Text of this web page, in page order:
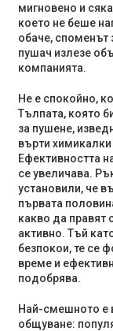
мигновено и
което не беше
обаче, споменът
пушач излезе
компанията.
Не е спокойно,
Тълпата, която
за пушене,
върти
Ефективността
се увеличава.
установили, че
първата
какво да правят
активно. Тъй
безпокои, те се
време и
подобрява.
Най-смешното е
общуване: